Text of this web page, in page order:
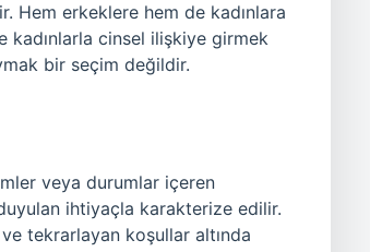
Hem erkeklere hem de kadınlara
cinsel ilişkiye girmek
bir seçim değildir.
veya durumlar içeren
ihtiyaçla karakterize edilir.
tekrarlayan koşullar altında